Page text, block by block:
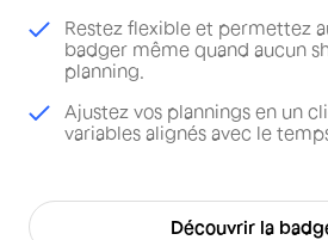
Restez flexible et permettez
badger même quand aucun
planning.
Ajustez vos plannings en un
variables alignés avec le
Découvrir la